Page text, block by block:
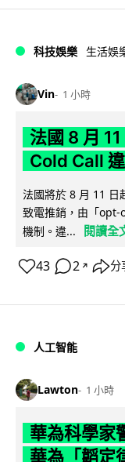
科技娛樂 生活娛
Vin 1 小時
法國 8 月
Cold Call
法國將於 8 月 11 日
致電推銷，由「
機制。違...
閱讀全
43 2 ↗ 分
人工智能
Lawton 1 小時
華為科學家
華為「韜定